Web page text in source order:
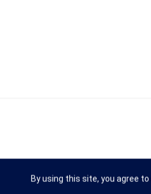
By using this site, you agree to